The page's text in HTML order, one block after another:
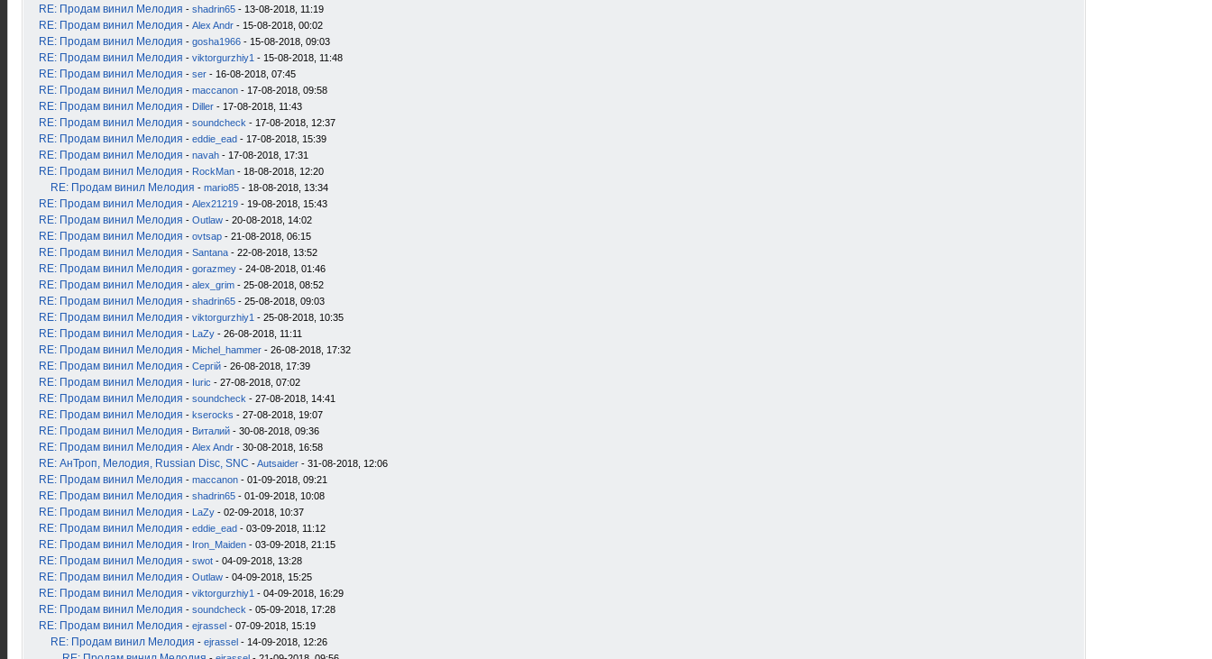
RE: Продам винил Мелодия - shadrin65 - 13-08-2018, 11:19
RE: Продам винил Мелодия - Alex Andr - 15-08-2018, 00:02
RE: Продам винил Мелодия - gosha1966 - 15-08-2018, 09:03
RE: Продам винил Мелодия - viktorgurzhiy1 - 15-08-2018, 11:48
RE: Продам винил Мелодия - ser - 16-08-2018, 07:45
RE: Продам винил Мелодия - maccanon - 17-08-2018, 09:58
RE: Продам винил Мелодия - Diller - 17-08-2018, 11:43
RE: Продам винил Мелодия - soundcheck - 17-08-2018, 12:37
RE: Продам винил Мелодия - eddie_ead - 17-08-2018, 15:39
RE: Продам винил Мелодия - navah - 17-08-2018, 17:31
RE: Продам винил Мелодия - RockMan - 18-08-2018, 12:20
RE: Продам винил Мелодия - mario85 - 18-08-2018, 13:34
RE: Продам винил Мелодия - Alex21219 - 19-08-2018, 15:43
RE: Продам винил Мелодия - Outlaw - 20-08-2018, 14:02
RE: Продам винил Мелодия - ovtsap - 21-08-2018, 06:15
RE: Продам винил Мелодия - Santana - 22-08-2018, 13:52
RE: Продам винил Мелодия - gorazmey - 24-08-2018, 01:46
RE: Продам винил Мелодия - alex_grim - 25-08-2018, 08:52
RE: Продам винил Мелодия - shadrin65 - 25-08-2018, 09:03
RE: Продам винил Мелодия - viktorgurzhiy1 - 25-08-2018, 10:35
RE: Продам винил Мелодия - LaZy - 26-08-2018, 11:11
RE: Продам винил Мелодия - Michel_hammer - 26-08-2018, 17:32
RE: Продам винил Мелодия - Сергій - 26-08-2018, 17:39
RE: Продам винил Мелодия - Iuric - 27-08-2018, 07:02
RE: Продам винил Мелодия - soundcheck - 27-08-2018, 14:41
RE: Продам винил Мелодия - kserocks - 27-08-2018, 19:07
RE: Продам винил Мелодия - Виталий - 30-08-2018, 09:36
RE: Продам винил Мелодия - Alex Andr - 30-08-2018, 16:58
RE: АнТроп, Мелодия, Russian Disc, SNC -Autsaider - 31-08-2018, 12:06
RE: Продам винил Мелодия - maccanon - 01-09-2018, 09:21
RE: Продам винил Мелодия - shadrin65 - 01-09-2018, 10:08
RE: Продам винил Мелодия - LaZy - 02-09-2018, 10:37
RE: Продам винил Мелодия - eddie_ead - 03-09-2018, 11:12
RE: Продам винил Мелодия - Iron_Maiden - 03-09-2018, 21:15
RE: Продам винил Мелодия - swot - 04-09-2018, 13:28
RE: Продам винил Мелодия - Outlaw - 04-09-2018, 15:25
RE: Продам винил Мелодия - viktorgurzhiy1 - 04-09-2018, 16:29
RE: Продам винил Мелодия - soundcheck - 05-09-2018, 17:28
RE: Продам винил Мелодия - ejrassel - 07-09-2018, 15:19
RE: Продам винил Мелодия - ejrassel - 14-09-2018, 12:26